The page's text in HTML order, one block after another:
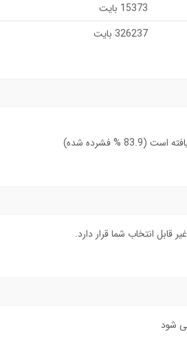
15373 بایت
326237 بایت
انتخاب شما قرار دارد.